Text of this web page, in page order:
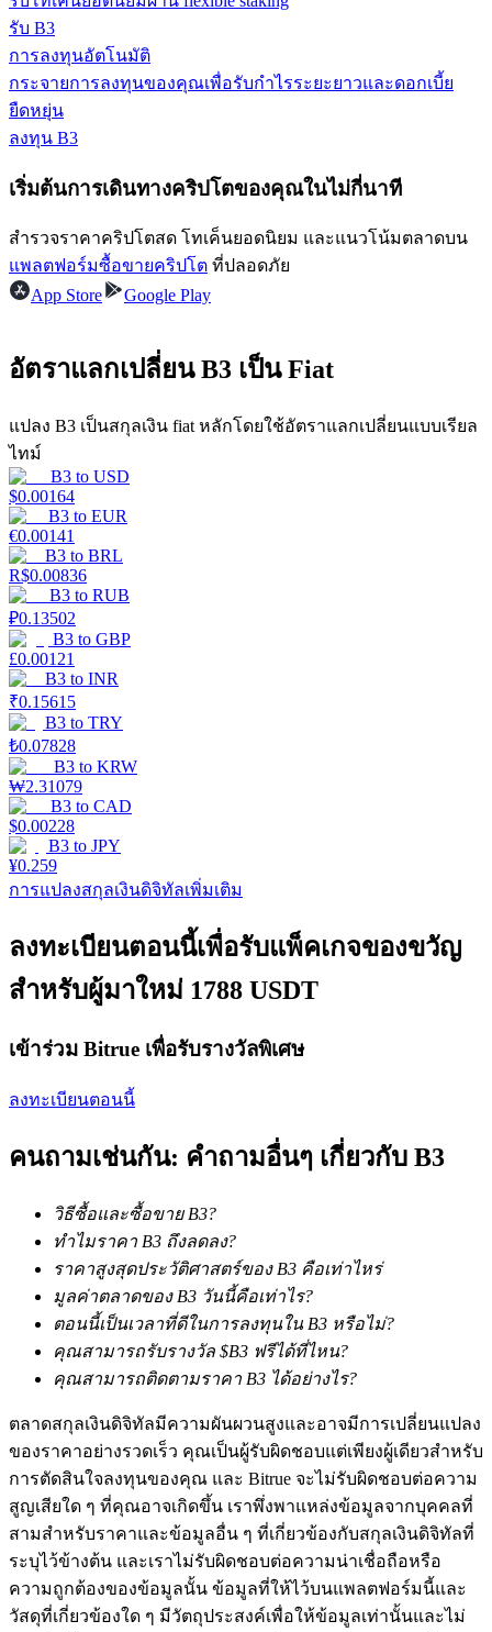
รับรางวัลการแข่งขันทุกวัน
การปักหลัก
Launchpool
การเซ้งแบบยืดหยุ่นเพื่อรับโทเคนยอดนิยม
การล็อค BTR
การลงทุนพิเศษสำหรับผู้ถือ BTR
เงินกู้
บริการยืมเงินที่ได้รับการสนับสนุนจาก Crypto
ลงทุนอัตโนมัติ
คว้าผลกำไรระยะยาวและผลประโยชน์ที่ยืดหยุ่น
รับ B3
การลงทุนอัตโนมัติ
กระจายการลงทุนของคุณเพื่อรับกำไรระยะยาวและดอกเบี้ย
ยืดหยุ่น
ลงทุน B3
เริ่มต้นการเดินทางคริปโตของคุณในไม่กี่นาที
สำรวจราคาคริปโตสด โทเค็นยอดนิยม และแนวโน้มตลาดบน
แพลตฟอร์มซื้อขายคริปโต ที่ปลอดภัย
App Store
Google Play
อัตราแลกเปลี่ยน B3 เป็น Fiat
แปลง B3 เป็นสกุลเงิน fiat หลักโดยใช้อัตราแลกเปลี่ยนแบบเรียล
ไทม์
B3 to USD
$0.00164
B3 to EUR
€0.00141
B3 to BRL
R$0.00836
B3 to RUB
₽0.13502
B3 to GBP
£0.00121
B3 to INR
₹0.15615
B3 to TRY
₺0.07828
B3 to KRW
₩2.31079
B3 to CAD
$0.00228
B3 to JPY
¥0.259
การแปลงสกุลเงินดิจิทัลเพิ่มเติม
ลงทะเบียนตอนนี้เพื่อรับแพ็คเกจของขวัญ
สำหรับผู้มาใหม่ 1788 USDT
เข้าร่วม Bitrue เพื่อรับรางวัลพิเศษ
ลงทะเบียนตอนนี้
คนถามเช่นกัน: คำถามอื่นๆ เกี่ยวกับ B3
วิธีซื้อและซื้อขาย B3?
ทำไมราคา B3 ถึงลดลง?
ราคาสูงสุดประวัติศาสตร์ของ B3 คือเท่าไหร่
มูลค่าตลาดของ B3 วันนี้คือเท่าไร?
ตอนนี้เป็นเวลาที่ดีในการลงทุนใน B3 หรือไม่?
คุณสามารถรับรางวัล $B3 ฟรีได้ที่ไหน?
คุณสามารถติดตามราคา B3 ได้อย่างไร?
ตลาดสกุลเงินดิจิทัลมีความผันผวนสูงและอาจมีการเปลี่ยนแปลง
ของราคาอย่างรวดเร็ว คุณเป็นผู้รับผิดชอบแต่เพียงผู้เดียวสำหรับ
การตัดสินใจลงทุนของคุณ และ Bitrue จะไม่รับผิดชอบต่อความ
สูญเสียใด ๆ ที่คุณอาจเกิดขึ้น เราพึ่งพาแหล่งข้อมูลจากบุคคลที่
สามสำหรับราคาและข้อมูลอื่น ๆ ที่เกี่ยวข้องกับสกุลเงินดิจิทัลที่
ระบุไว้ข้างต้น และเราไม่รับผิดชอบต่อความน่าเชื่อถือหรือ
ความถูกต้องของข้อมูลนั้น ข้อมูลที่ให้ไว้บนแพลตฟอร์มนี้และ
วัสดุที่เกี่ยวข้องใด ๆ มีวัตถุประสงค์เพื่อให้ข้อมูลเท่านั้นและไม่